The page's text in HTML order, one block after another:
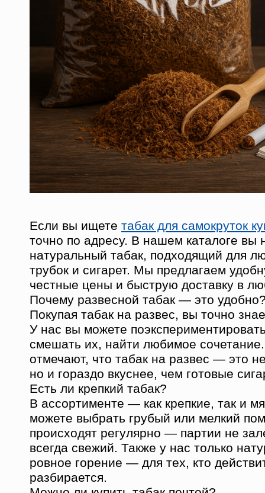
Если вы ищете табак для самокруток
точно по адресу. В нашем каталоге вы
натуральный табак, подходящий для
трубок и сигарет. Мы предлагаем
честные цены и быструю доставку в
Почему развесной табак — это
Покупая табак на развес, вы точно
У нас вы можете
смешать их, найти любимое
отмечают, что табак на развес — это
но и гораздо вкуснее, чем готовые
Есть ли крепкий табак?
В ассортименте — как крепкие, так и
можете выбрать грубый или мелкий
происходят регулярно — партии не
всегда свежий. Также у нас только
ровное горение — для тех, кто
разбирается.